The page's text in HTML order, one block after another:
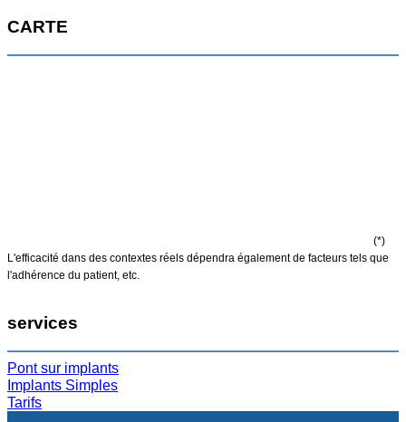
CARTE
(*)
L'efficacité dans des contextes réels dépendra également de facteurs tels que
l'adhérence du patient, etc.
services
Pont sur implants
Implants Simples
Tarifs